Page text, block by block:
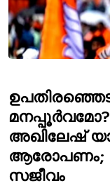
അഖിലേഷ്
ആരോപണം;
സജീവം